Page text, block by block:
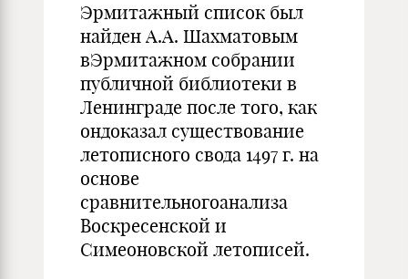
Эрмитажный список был
найден А.А. Шахматовым
вЭрмитажном собрании
публичной библиотеки в
Ленинграде после того, как
ондоказал существование
летописного свода 1497 г. на
основе
сравнительногоанализа
Воскресенской и
Симеоновской летописей.